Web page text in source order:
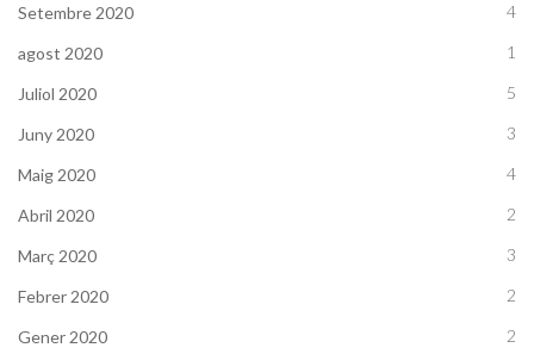
Setembre 2020 4
agost 2020 1
Juliol 2020 5
Juny 2020 3
Maig 2020 4
Abril 2020 2
Març 2020 3
Febrer 2020 2
Gener 2020 2